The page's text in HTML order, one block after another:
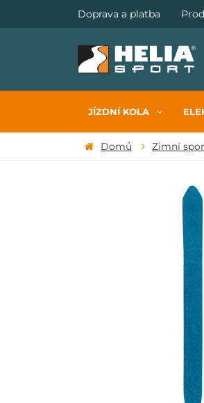
Doprava a platba
JÍZDNÍ KOLA
Domů Zimní